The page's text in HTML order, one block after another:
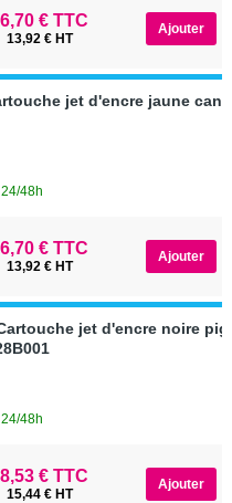
€ TTC
13,92 € HT
jet d'encre jaune
48h
€ TTC
13,92 € HT
jet d'encre noire
48h
€ TTC
15,44 € HT